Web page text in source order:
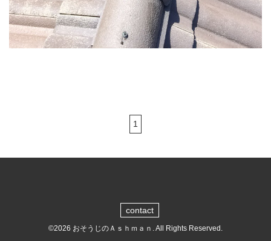
1
contact
©2026 おそうじのＡｓｈｍａｎ . All Rights Reserved.